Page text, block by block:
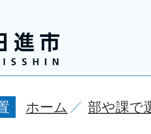
ホーム 部や課で